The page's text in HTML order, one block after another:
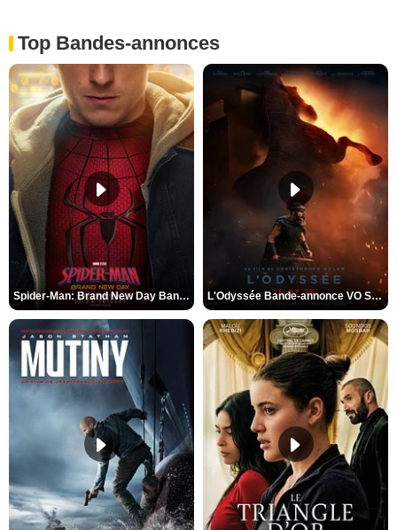
Top Bandes-annonces
Spider-Man: Brand New Day Bande-annonce VO STFR L'Odyssée Bande-annonce VO STFR